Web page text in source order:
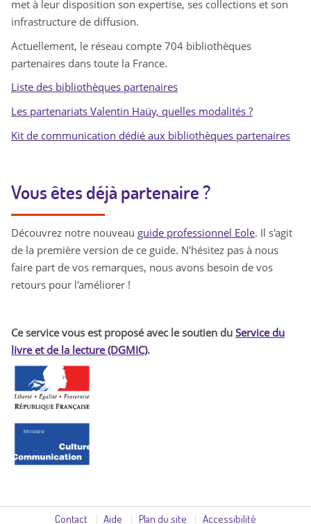
met à leur disposition son expertise, ses collections et son
infrastructure de diffusion.
Actuellement, le réseau compte 704 bibliothèques
partenaires dans toute la France.
Liste des bibliothèques partenaires
Les partenariats Valentin Haüy, quelles modalités ?
Kit de communication dédié aux bibliothèques partenaires
Vous êtes déjà partenaire ?
Découvrez notre nouveau guide professionnel Eole. Il s'agit
de la première version de ce guide. N'hésitez pas à nous
faire part de vos remarques, nous avons besoin de vos
retours pour l'améliorer !
Ce service vous est proposé avec le soutien du Service du
livre et de la lecture (DGMIC).
M
i
n
s
Contact Aide Plan du site Accessibilité